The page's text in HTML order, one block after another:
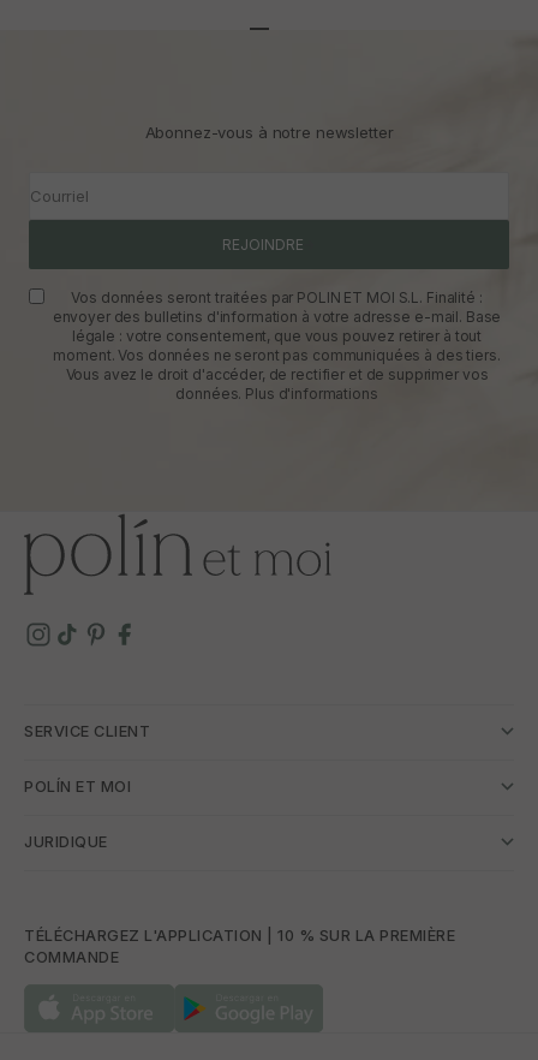
Abonnez-vous à notre newsletter
Courriel
REJOINDRE
Vos données seront traitées par POLIN ET MOI S.L. Finalité :
envoyer des bulletins d'information à votre adresse e-mail. Base
légale : votre consentement, que vous pouvez retirer à tout
moment. Vos données ne seront pas communiquées à des tiers.
Vous avez le droit d'accéder, de rectifier et de supprimer vos
données. Plus d'informations
SERVICE CLIENT
POLÍN ET MOI
JURIDIQUE
TÉLÉCHARGEZ L'APPLICATION | 10 % SUR LA PREMIÈRE
COMMANDE